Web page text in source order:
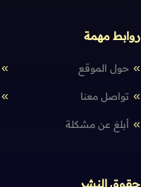
روابط مهمة
حول الموقع
تواصل معنا
أبلغ عن مشكلة
حقوق النشر